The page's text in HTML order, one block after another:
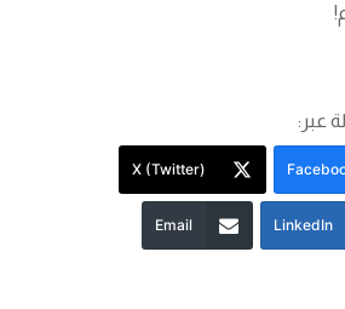
عبر:
X (Twitter)
LinkedIn
Email